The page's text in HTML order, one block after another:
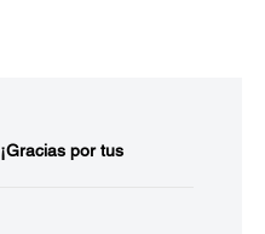
¡Gracias por tus